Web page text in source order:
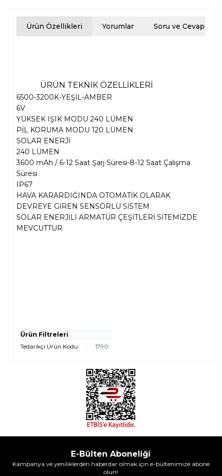
Ürün Özellikleri Yorumlar Soru ve Cevap
ÜRÜN TEKNİK ÖZELLİKLERİ
6500-3200K-YEŞİL-AMBER
6V
YÜKSEK IŞIK MODU 240 LÜMEN
PİL KORUMA MODU 120 LÜMEN
SOLAR ENERJİ
240 LÜMEN
3600 mAh / 6-12 Saat Şarj Süresi-8-12 Saat Çalışma
Süresi
IP67
HAVA KARARDIĞINDA OTOMATİK OLARAK
DEVREYE GİREN SENSÖRLÜ SİSTEM
SOLAR ENERJİLİ ARMATÜR ÇEŞİTLERİ SİTEMİZDE
MEVCUTTUR
Ürün Filtreleri
Tedarikçi Ürün Kodu
: 1790
E-Bülten Aboneliği
Kampanya ve yeniliklerden haberdar olmak için e-bültenimize abone
olun!